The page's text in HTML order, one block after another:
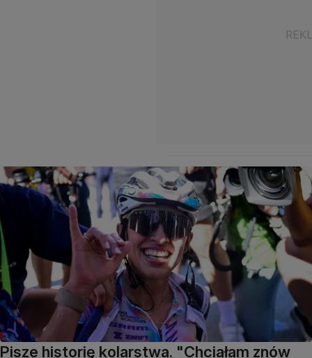
Pisze historię kolarstwa. "Chciałam znów